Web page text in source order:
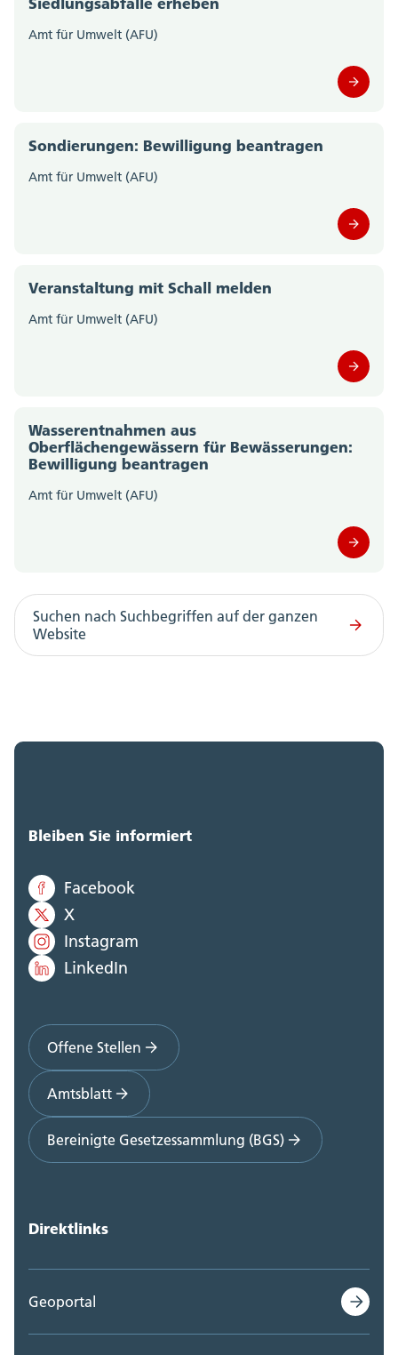
Amt für Umwelt (AFU)
Sondierungen: Bewilligung beantragen
Amt für Umwelt (AFU)
Veranstaltung mit Schall melden
Amt für Umwelt (AFU)
Wasserentnahmen aus
Oberflächengewässern für Bewässerungen:
Bewilligung beantragen
Amt für Umwelt (AFU)
Suchen nach Suchbegriffen auf der ganzen
Website
Bleiben Sie informiert
Facebook
X
Instagram
LinkedIn
Offene Stellen
Amtsblatt
Bereinigte Gesetzessammlung (BGS)
Direktlinks
Geoportal